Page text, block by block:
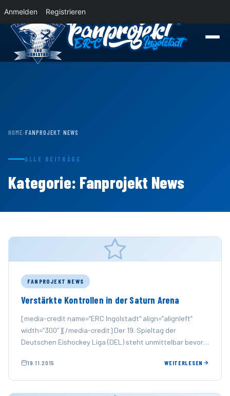
Anmelden Registrieren
NewsDer Panther Express 2026/2027 rollt nach Krefeld! Wohin rollt der
HOME›FANPROJEKT NEWS
ALLE BEITRÄGE
Kategorie: Fanprojekt News
FANPROJEKT NEWS
Verstärkte Kontrollen in der Saturn Arena
[media-credit name=“ERC Ingolstadt“ align=“alignleft“
width=“300″][/media-credit] Der 19. Spieltag der
Deutschen Eishockey Liga (DEL) steht unmittelbar bevor
19.11.2015 WEITERLESEN